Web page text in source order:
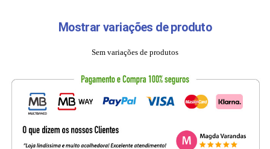
Mostrar variações de produto
Sem variações de produtos